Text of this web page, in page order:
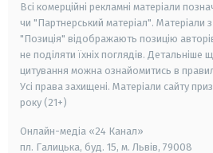
Всі комерційні рекламні матеріали
чи "Партнерський матеріал". Матеріали
"Позиція" відображають позицію
не поділяти їхніх поглядів.
цитування можна ознайомитись в
Усі права захищені. Матеріали сайту
року (21+)
Онлайн-медіа «24 Канал»
пл. Галицька, буд. 15, м. Львів, 79008